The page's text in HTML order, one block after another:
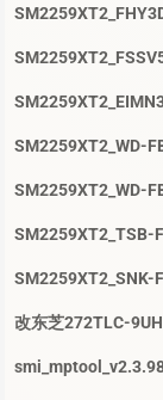
SM2259XT2_WD-
SM2259XT2_WD-
SM2259XT2_TSB-
SM2259XT2_SNK-
改东芝272TLC-